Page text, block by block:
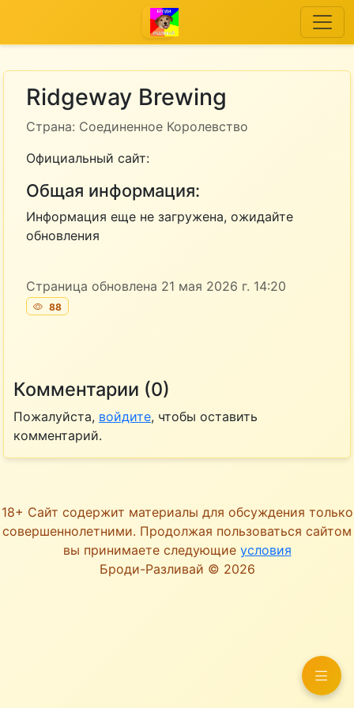
Ridgeway Brewing
Страна: Соединенное Королевство
Официальный сайт:
Общая информация:
Информация еще не загружена, ожидайте
обновления
Страница обновлена 21 мая 2026 г. 14:20
88
Комментарии (0)
Пожалуйста, войдите, чтобы оставить
комментарий.
18+ Сайт содержит материалы для обсуждения только
совершеннолетними. Продолжая пользоваться сайтом
вы принимаете следующие условия
Броди-Разливай © 2026